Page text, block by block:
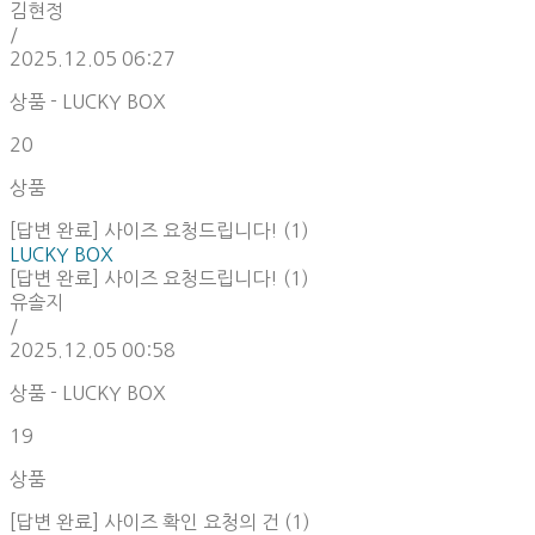
김현정
/
2025.12.05 06:27
상품 - LUCKY BOX
20
상품
[답변 완료] 사이즈 요청드립니다! (1)
LUCKY BOX
[답변 완료] 사이즈 요청드립니다! (1)
유솔지
/
2025.12.05 00:58
상품 - LUCKY BOX
19
상품
[답변 완료] 사이즈 확인 요청의 건 (1)